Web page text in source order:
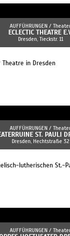
AUFFÜHRUNGEN /
ECLECTIC THEATRE
Dresden, Tieckstr. 11
Theatre in Dresden
AUFFÜHRUNGEN /
ST. PAULI
Dresden, Hechtstraße 32
lutherischen St.-
AUFFÜHRUNGEN /